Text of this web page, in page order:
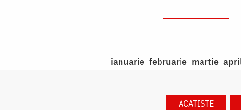
ianuarie februarie martie
ACATISTE